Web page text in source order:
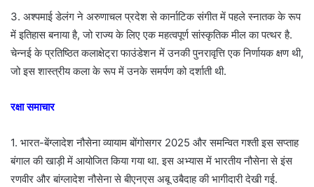
3. अश्पमाई डेलंग ने अरुणाचल प्रदेश से कार्नाटिक संगीत में पहले स्नातक के रूप
में इतिहास बनाया है, जो राज्य के लिए एक महत्वपूर्ण सांस्कृतिक मील का पत्थर है.
चेन्नई के प्रतिष्ठित कलाक्षेट्रा फाउंडेशन में उनकी पुनरावृत्ति एक निर्णायक क्षण थी,
जो इस शास्त्रीय कला के रूप में उनके समर्पण को दर्शाती थी.
रक्षा समाचार
1. भारत-बेंग्लादेश नौसेना व्यायाम बोंगोसगर 2025 और समन्वित गश्ती इस सप्ताह
बंगाल की खाड़ी में आयोजित किया गया था. इस अभ्यास में भारतीय नौसेना से इंस
रणवीर और बांग्लादेश नौसेना से बीएनएस अबू उबैदाह की भागीदारी देखी गई.